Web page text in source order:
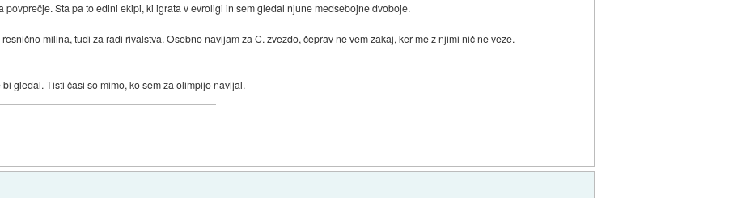
povprečje. Sta pa to edini ekipi, ki igrata v evroligi in sem gledal njune medsebojne dvoboje.
milina, tudi za radi rivalstva. Osebno navijam za C. zvezdo, čeprav ne vem zakaj, ker me z njimi nič ne veže.
gledal. Tisti časi so mimo, ko sem za olimpijo navijal.